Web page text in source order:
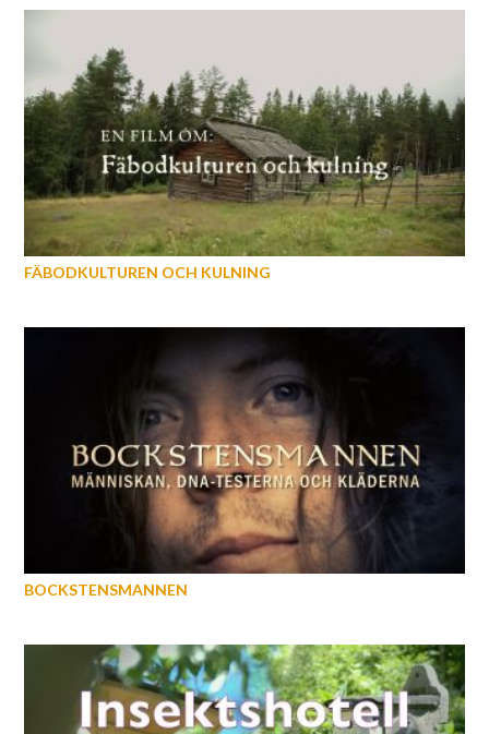
FÄBODKULTUREN OCH KULNING
BOCKSTENSMANNEN